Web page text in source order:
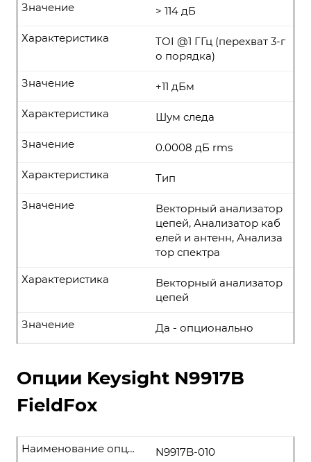
> 114 дБ
Значение
TOI @1 ГГц (перехват 3-г
о порядка)
Характеристика
+11 дБм
Значение
Шум следа
Характеристика
0.0008 дБ rms
Значение
Тип
Характеристика
Векторный анализатор
цепей, Анализатор каб
елей и антенн, Анализа
тор спектра
Значение
Векторный анализатор
цепей
Характеристика
Да - опционально
Значение
Опции Keysight N9917B
FieldFox
N9917B-010
Наименование опции